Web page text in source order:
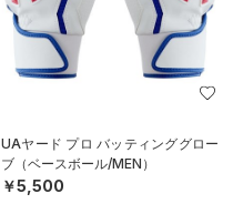
UAヤード プロ バッティンググロー
ブ（ベースボール/MEN）
￥5,500